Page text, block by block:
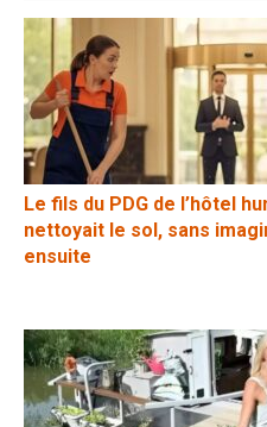
Le fils du PDG de l’hôtel
nettoyait le sol, sans
ensuite